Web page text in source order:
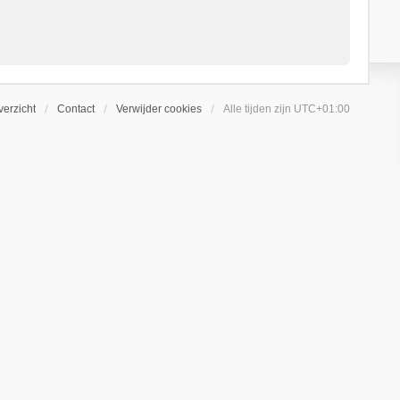
Contact Verwijder cookies Alle tijden zijn UTC+01:00